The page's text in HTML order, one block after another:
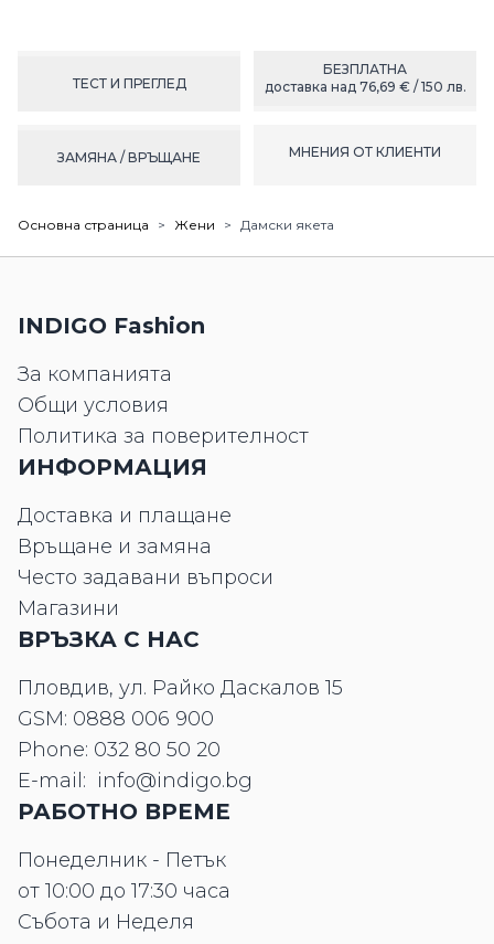
ТЕСТ И ПРЕГЛЕД
БЕЗПЛАТНА
доставка над 76,69 € / 150 лв.
ЗАМЯНА / ВРЪЩАНЕ МНЕНИЯ ОТ КЛИЕНТИ
Основна страница > Жени > Дамски якета
INDIGO Fashion
За компанията
Общи условия
Политика за поверителност
ИНФОРМАЦИЯ
Доставка и плащане
Връщане и замяна
Често задавани въпроси
Магазини
ВРЪЗКА С НАС
Пловдив, ул. Райко Даскалов 15
GSM: 0888 006 900
Phone: 032 80 50 20
E-mail: info@indigo.bg
РАБОТНО ВРЕМЕ
Понеделник - Петък
от 10:00 до 17:30 часа
Събота и Неделя